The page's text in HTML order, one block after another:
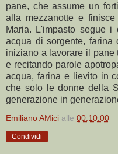
pane, che assume un
alla mezzanotte e
Maria. L'impasto segue i
acqua di sorgente,
iniziano a lavorare il pane
e recitando parole
acqua, farina e lievito in
che solo le donne della
generazione in
Emiliano AMici alle 00:10:00
Condividi